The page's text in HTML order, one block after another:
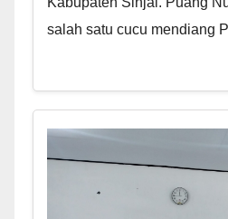
salah satu cucu mendiang